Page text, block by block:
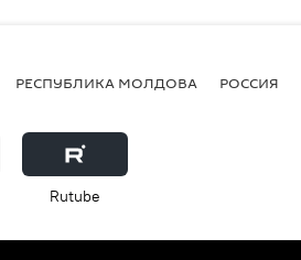
РЕСПУБЛИКА МОЛДОВА РОССИЯ
Rutube